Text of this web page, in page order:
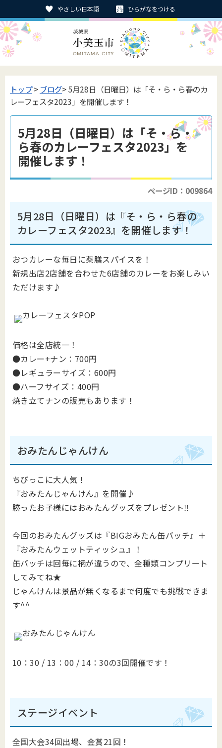
やさしい日本語 ひらがなをつける
トップ> ブログ> 5月28日（日曜日）は「そ・ら・ら春のカ
レーフェスタ2023」を開催します！
5月28日（日曜日）は「そ・ら・
ら春のカレーフェスタ2023」を
開催します！
ページID：009864
5月28日（日曜日）は『そ・ら・ら春の
カレーフェスタ2023』を開催します！
おつカレーな毎日に薬膳スパイスを！
新規出店2店舗を合わせた6店舗のカレーをお楽しみい
ただけます♪
価格は全店統一！
●カレー+ナン：700円
●レギュラーサイズ：600円
●ハーフサイズ：400円
焼き立てナンの販売もあります！
おみたんじゃんけん
ちびっこに大人気！
『おみたんじゃんけん』を開催♪
勝ったお子様にはおみたんグッズをプレゼント‼
今回のおみたんグッズは『BIGおみたん缶バッチ』＋
『おみたんウェットティッシュ』！
缶バッチは回毎に柄が違うので、全種類コンプリート
してみてね★
じゃんけんは景品が無くなるまで何度でも挑戦できま
す^^
10：30 / 13：00 / 14：30の3回開催です！
ステージイベント
全国大会34回出場、金賞21回！